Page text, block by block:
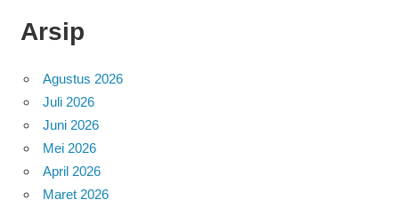
Arsip
Agustus 2026
Juli 2026
Juni 2026
Mei 2026
April 2026
Maret 2026